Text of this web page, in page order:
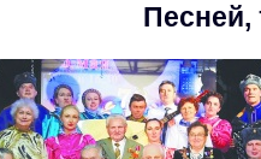
Песней,